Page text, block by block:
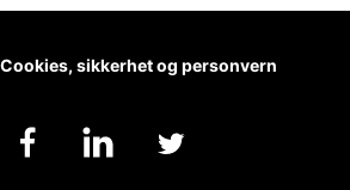
Cookies, sikkerhet og personvern